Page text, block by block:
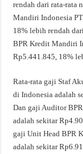
rendah dari rata-rata
Mandiri Indonesia
18% lebih rendah
BPR Kredit Mandiri
Rp5.441.845, 18%
Rata-rata gaji Staf
di Indonesia adalah
Dan gaji Auditor
adalah sekitar
gaji Unit Head BPR
adalah sekitar